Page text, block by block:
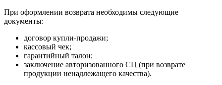
При оформлении возврата необходимы следующие
документы:
договор купли-продажи;
кассовый чек;
гарантийный талон;
заключение авторизованного СЦ (при возврате
продукции ненадлежащего качества).